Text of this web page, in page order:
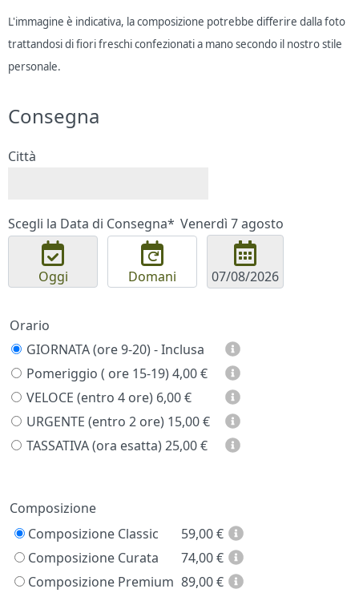
L'immagine è indicativa, la composizione potrebbe differire dalla foto
trattandosi di fiori freschi confezionati a mano secondo il nostro stile
personale.
Consegna
Città
Scegli la Data di Consegna* Venerdì 7 agosto
Oggi Domani
Orario
GIORNATA (ore 9-20) - Inclusa
Pomeriggio ( ore 15-19) 4,00 €
VELOCE (entro 4 ore) 6,00 €
URGENTE (entro 2 ore) 15,00 €
TASSATIVA (ora esatta) 25,00 €
Prezzo
Composizione
Composizione Classic
59,00€
Composizione Curata
74,00€
Composizione Premium 89,00€